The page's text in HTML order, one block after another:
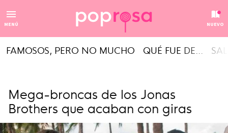
MENÚ NUEVO
FAMOSOS, PERO NO MUCHO QUÉ FUE DE...
Mega-broncas de los Jonas
Brothers que acaban con giras